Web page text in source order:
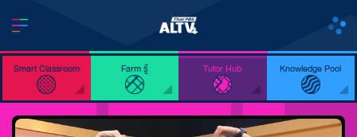
Smart Classroom Farm รู้ Tutor Hub Knowledge Pool